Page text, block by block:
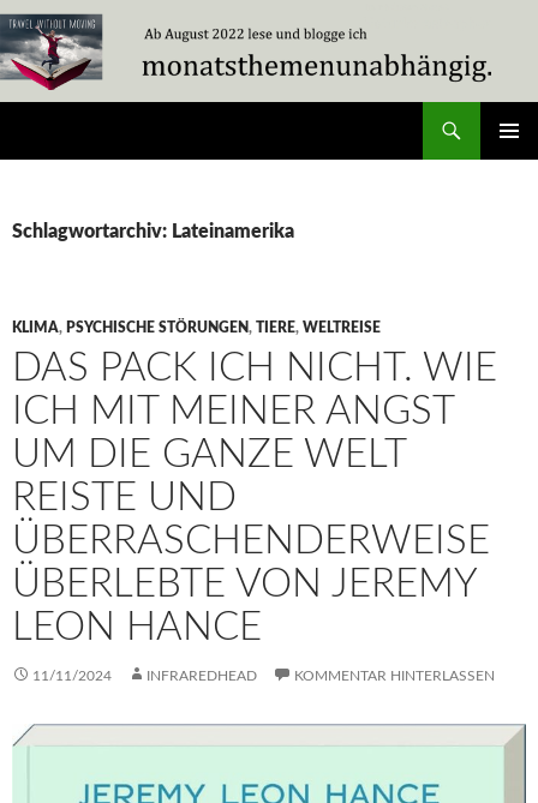
Zum
Inhalt
springen
Schlagwortarchiv: Lateinamerika
KLIMA, PSYCHISCHE STÖRUNGEN, TIERE, WELTREISE
DAS PACK ICH NICHT. WIE
ICH MIT MEINER ANGST
UM DIE GANZE WELT
REISTE UND
ÜBERRASCHENDERWEISE
ÜBERLEBTE VON JEREMY
LEON HANCE
11/11/2024 INFRAREDHEAD KOMMENTAR HINTERLASSEN